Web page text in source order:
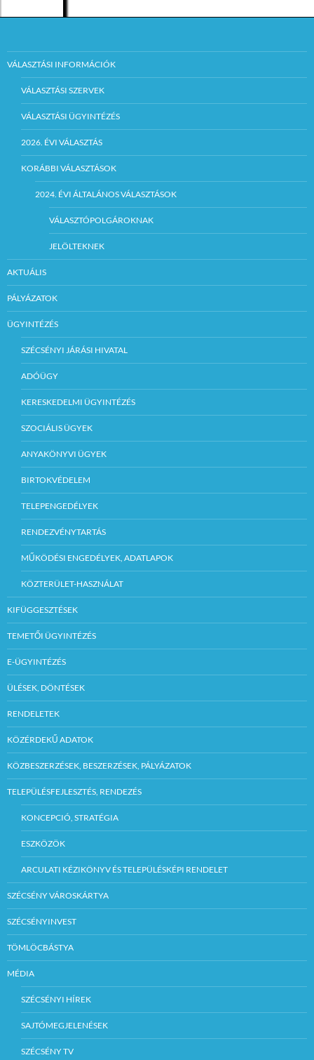
VÁLASZTÁSI INFORMÁCIÓK
VÁLASZTÁSI SZERVEK
VÁLASZTÁSI ÜGYINTÉZÉS
2026. ÉVI VÁLASZTÁS
KORÁBBI VÁLASZTÁSOK
2024. ÉVI ÁLTALÁNOS VÁLASZTÁSOK
VÁLASZTÓPOLGÁROKNAK
JELÖLTEKNEK
AKTUÁLIS
PÁLYÁZATOK
ÜGYINTÉZÉS
SZÉCSÉNYI JÁRÁSI HIVATAL
ADÓÜGY
KERESKEDELMI ÜGYINTÉZÉS
SZOCIÁLIS ÜGYEK
ANYAKÖNYVI ÜGYEK
BIRTOKVÉDELEM
TELEPENGEDÉLYEK
RENDEZVÉNYTARTÁS
MŰKÖDÉSI ENGEDÉLYEK, ADATLAPOK
KÖZTERÜLET-HASZNÁLAT
KIFÜGGESZTÉSEK
TEMETŐI ÜGYINTÉZÉS
E-ÜGYINTÉZÉS
ÜLÉSEK, DÖNTÉSEK
RENDELETEK
KÖZÉRDEKŰ ADATOK
KÖZBESZERZÉSEK, BESZERZÉSEK, PÁLYÁZATOK
TELEPÜLÉSFEJLESZTÉS, RENDEZÉS
KONCEPCIÓ, STRATÉGIA
ESZKÖZÖK
ARCULATI KÉZIKÖNYV ÉS TELEPÜLÉSKÉPI RENDELET
SZÉCSÉNY VÁROSKÁRTYA
SZÉCSÉNYINVEST
TÖMLÖCBÁSTYA
MÉDIA
SZÉCSÉNYI HÍREK
SAJTÓMEGJELENÉSEK
SZÉCSÉNY TV